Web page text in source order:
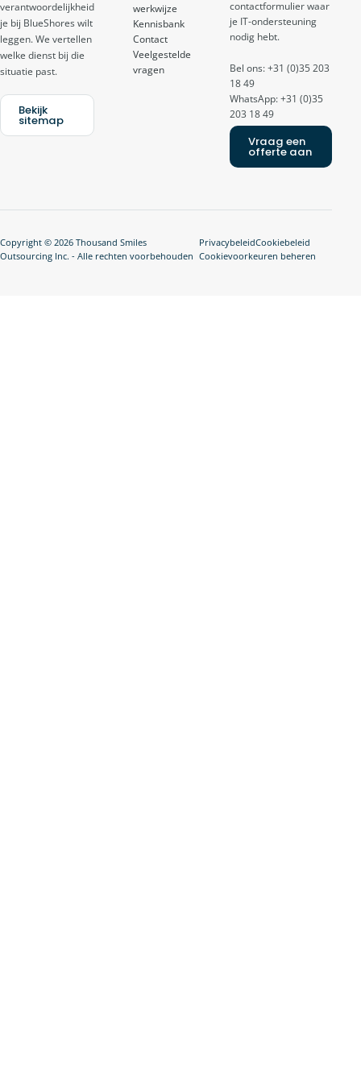
verantwoordelijkheid
je bij BlueShores wilt
leggen. We vertellen
welke dienst bij die
situatie past.
Bekijk
sitemap
werkwijze
Kennisbank
Contact
Veelgestelde
vragen
contactformulier waar
je IT-ondersteuning
nodig hebt.
Bel ons: +31 (0)35 203
18 49
WhatsApp: +31 (0)35
203 18 49
Vraag een
offerte aan
Copyright © 2026 Thousand Smiles
Outsourcing Inc. - Alle rechten voorbehouden
PrivacybeleidCookiebeleid
Cookievoorkeuren beheren